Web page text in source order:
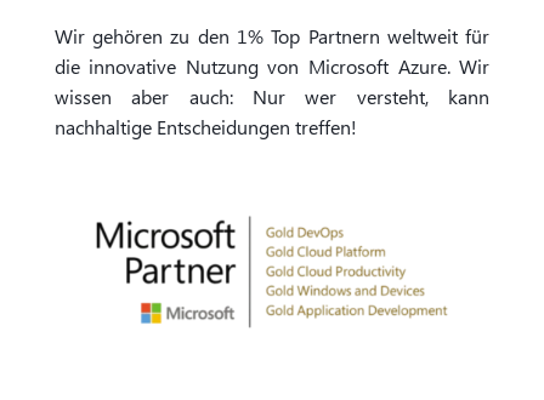
Wir gehören zu den 1% Top Partnern weltweit für
die innovative Nutzung von Microsoft Azure. Wir
wissen aber auch: Nur wer versteht, kann
nachhaltige Entscheidungen treffen!